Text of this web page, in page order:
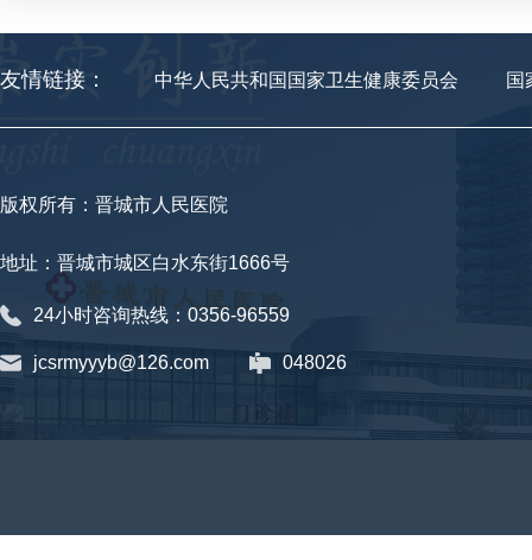
友情链接： 中华人民共和国国家卫生健康委员会 国
版权所有：晋城市人民医院
地址：晋城市城区白水东街1666号
24小时咨询热线：0356-96559
jcsrmyyyb@126.com 048026